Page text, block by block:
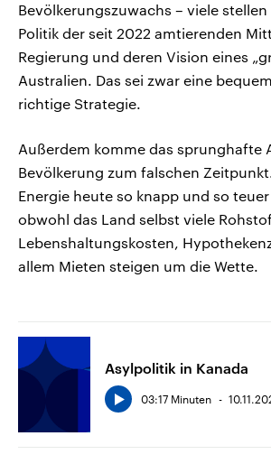
Bevölkerungszuwachs – viele
Politik der seit 2022 amtierenden
Regierung und deren Vision eines
Australien. Das sei zwar eine
richtige Strategie.
Außerdem komme das sprunghafte
Bevölkerung zum falschen
Energie heute so knapp und so
obwohl das Land selbst viele
Lebenshaltungskosten,
allem Mieten steigen um die Wette.
Asylpolitik in Kanada
03:17 Minuten